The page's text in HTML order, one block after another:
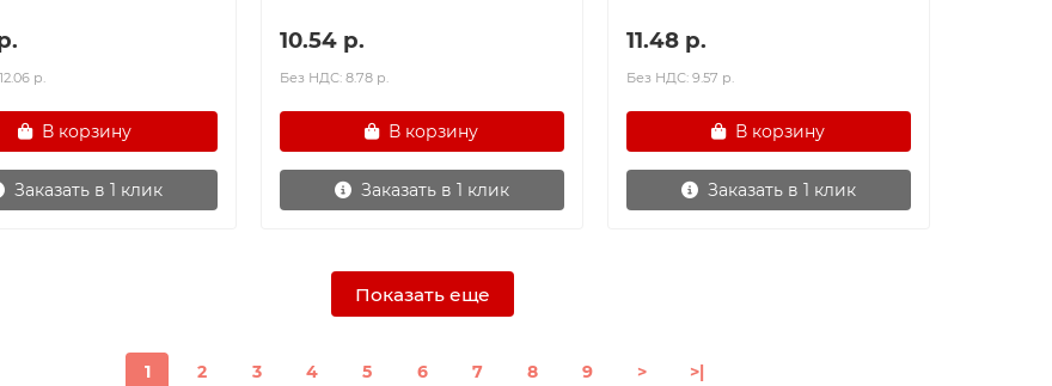
р.
В корзину
Заказать в 1 клик
10.54 р.
Без НДС: 8.78 р.
В корзину
Заказать в 1 клик
11.48 р.
Без НДС: 9.57 р.
В корзину
Заказать в 1 клик
Показать еще
1 2 3 4 5 6 7 8 9 > >|